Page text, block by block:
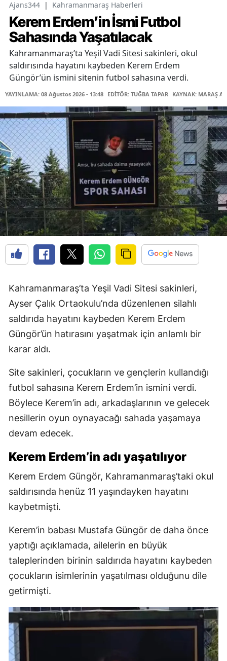
Ajans344 | Kahramanmaraş Haberleri
Kerem Erdem’in İsmi Futbol
Sahasında Yaşatılacak
Kahramanmaraş’ta Yeşil Vadi Sitesi sakinleri, okul
saldırısında hayatını kaybeden Kerem Erdem
Güngör’ün ismini sitenin futbol sahasına verdi.
YAYINLAMA: 08 Ağustos 2026 - 13:48 EDİTÖR: TUĞBA TAPAR KAYNAK: MARAŞ
Kahramanmaraş’ta Yeşil Vadi Sitesi sakinleri,
Ayser Çalık Ortaokulu’nda düzenlenen silahlı
saldırıda hayatını kaybeden Kerem Erdem
Güngör’ün hatırasını yaşatmak için anlamlı bir
karar aldı.
Site sakinleri, çocukların ve gençlerin kullandığı
futbol sahasına Kerem Erdem’in ismini verdi.
Böylece Kerem’in adı, arkadaşlarının ve gelecek
nesillerin oyun oynayacağı sahada yaşamaya
devam edecek.
Kerem Erdem’in adı yaşatılıyor
Kerem Erdem Güngör, Kahramanmaraş’taki okul
saldırısında henüz 11 yaşındayken hayatını
kaybetmişti.
Kerem’in babası Mustafa Güngör de daha önce
yaptığı açıklamada, ailelerin en büyük
taleplerinden birinin saldırıda hayatını kaybeden
çocukların isimlerinin yaşatılması olduğunu dile
getirmişti.